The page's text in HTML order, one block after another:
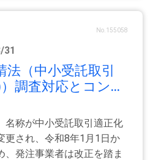
No.155058
31
（中小受託取引
調査対応とコン...
名称が中小受託取引適正化
更され、令和8年1月1日か
、発注事業者は改正を踏ま